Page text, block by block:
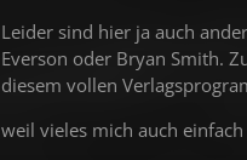
Leider sind hier ja auch
Everson oder Bryan Smith.
diesem vollen
weil vieles mich auch